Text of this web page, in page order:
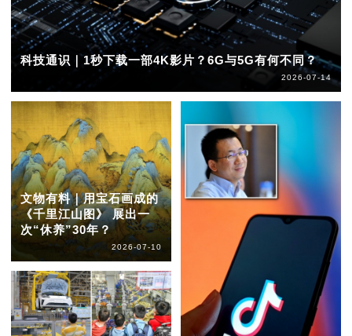
科技通识｜1秒下载一部4K影片？6G与5G有何不同？
2026-07-14
文物有料｜用宝石画成的
《千里江山图》 展出一
次“休养”30年？
2026-07-10